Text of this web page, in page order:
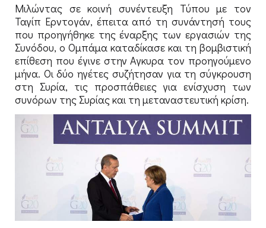
Μιλώντας σε κοινή συνέντευξη Τύπου με τον
Ταγίπ Ερντογάν, έπειτα από τη συνάντησή τους
που προηγήθηκε της έναρξης των εργασιών της
Συνόδου, ο Ομπάμα καταδίκασε και τη βομβιστική
επίθεση που έγινε στην Αγκυρα τον προηγούμενο
μήνα. Οι δύο ηγέτες συζήτησαν για τη σύγκρουση
στη Συρία, τις προσπάθειες για ενίσχυση των
συνόρων της Συρίας και τη μεταναστευτική κρίση.